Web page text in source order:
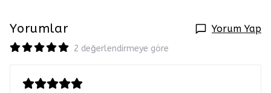
Yorumlar Yorum Yap
2 değerlendirmeye göre